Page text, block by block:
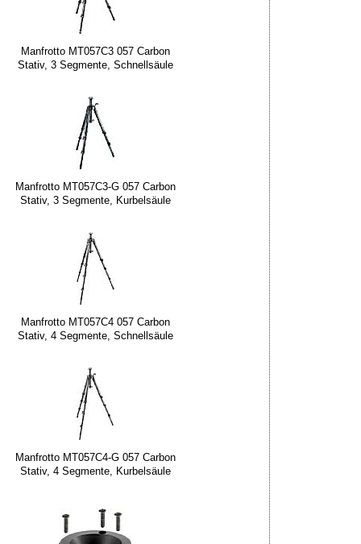
Manfrotto MT057C3 057 Carbon
Stativ, 3 Segmente, Schnellsäule
Manfrotto MT057C3-G 057 Carbon
Stativ, 3 Segmente, Kurbelsäule
Manfrotto MT057C4 057 Carbon
Stativ, 4 Segmente, Schnellsäule
Manfrotto MT057C4-G 057 Carbon
Stativ, 4 Segmente, Kurbelsäule